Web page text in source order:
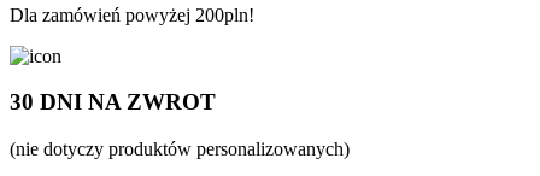
Dla zamówień powyżej 200pln!
30 DNI NA ZWROT
(nie dotyczy produktów personalizowanych)